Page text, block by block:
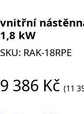
vnitřní
1,8 kW
SKU: RAK-18RPE
9 386 Kč (11